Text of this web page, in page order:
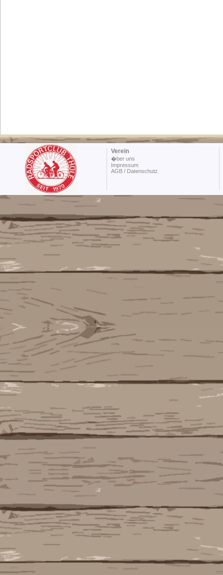
Verein
�ber uns
Impressum
AGB / Datenschutz